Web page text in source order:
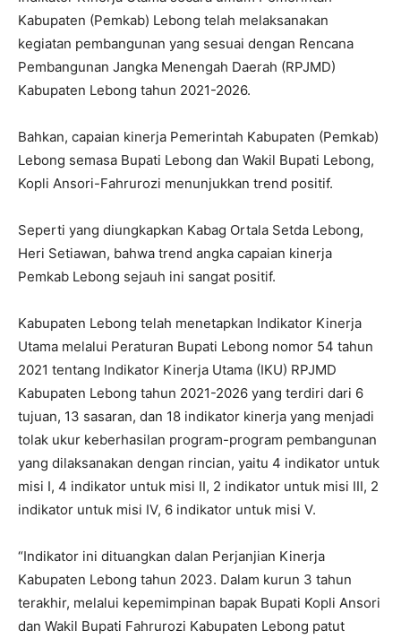
Kabupaten (Pemkab) Lebong telah melaksanakan
kegiatan pembangunan yang sesuai dengan Rencana
Pembangunan Jangka Menengah Daerah (RPJMD)
Kabupaten Lebong tahun 2021-2026.
Bahkan, capaian kinerja Pemerintah Kabupaten (Pemkab)
Lebong semasa Bupati Lebong dan Wakil Bupati Lebong,
Kopli Ansori-Fahrurozi menunjukkan trend positif.
Seperti yang diungkapkan Kabag Ortala Setda Lebong,
Heri Setiawan, bahwa trend angka capaian kinerja
Pemkab Lebong sejauh ini sangat positif.
Kabupaten Lebong telah menetapkan Indikator Kinerja
Utama melalui Peraturan Bupati Lebong nomor 54 tahun
2021 tentang Indikator Kinerja Utama (IKU) RPJMD
Kabupaten Lebong tahun 2021-2026 yang terdiri dari 6
tujuan, 13 sasaran, dan 18 indikator kinerja yang menjadi
tolak ukur keberhasilan program-program pembangunan
yang dilaksanakan dengan rincian, yaitu 4 indikator untuk
misi I, 4 indikator untuk misi II, 2 indikator untuk misi III, 2
indikator untuk misi IV, 6 indikator untuk misi V.
“Indikator ini dituangkan dalan Perjanjian Kinerja
Kabupaten Lebong tahun 2023. Dalam kurun 3 tahun
terakhir, melalui kepemimpinan bapak Bupati Kopli Ansori
dan Wakil Bupati Fahrurozi Kabupaten Lebong patut